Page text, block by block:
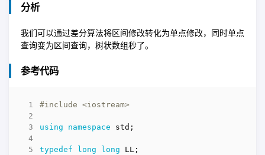
分析
我们可以通过差分算法将区间修改转化为单点修改，同时单点
查询变为区间查询，树状数组秒了。
参考代码
#include <iostream>
using namespace std ;
typedef long long LL ;